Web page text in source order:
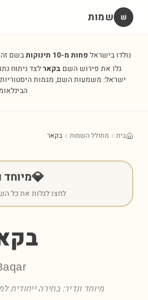
שׁ שמות
נולדו בישראל פחות מ-10 תינוקות בשם זה
גלו את פירוש השםבקארלצד ניתוח
ישראל: משמעות השם, מגמות היסטוריות,
בית מחולל השמות בקאר
💎מיוחד
לחצו לגלות את כל
מיוחד ונדיר: בחירה